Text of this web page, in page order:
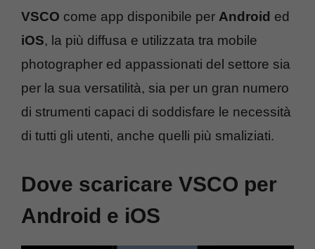
VSCO come app disponibile per Android ed
iOS, la più diffusa e utilizzata tra mobile
photographer ed appassionati del settore sia
per la sua versatilità, sia per un gran numero
di strumenti capaci di soddisfare le necessità
di tutti gli utenti, anche quelli più smaliziati.
Dove scaricare VSCO per
Android e iOS